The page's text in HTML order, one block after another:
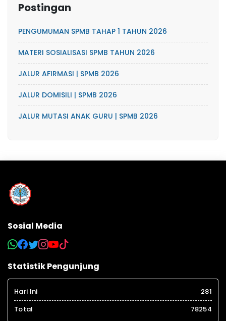
Postingan
PENGUMUMAN SPMB TAHAP 1 TAHUN 2026
MATERI SOSIALISASI SPMB TAHUN 2026
JALUR AFIRMASI | SPMB 2026
JALUR DOMISILI | SPMB 2026
JALUR MUTASI ANAK GURU | SPMB 2026
Sosial Media
Statistik Pengunjung
Hari Ini
281
Total
78254